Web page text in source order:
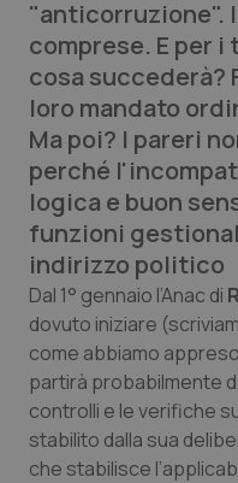
QS Pro
Professionisti
Abruzzo
Basilicata
Calabria
Campania
Emilia-Romagna
QS Pro Gold
Artrite & artrosi
Asma & BPCO
Car-T
Colesterolo &
QS Club Newsletter
"anticorruzione".
comprese. E per
cosa succederà?
loro mandato
Ma poi? I pareri
perché
logica e buon
funzioni
indirizzo politico
Dal 1° gennaio l’Anac di
dovuto iniziare
come abbiamo
partirà probabilmente
controlli e le verifiche
stabilito dalla sua
che stabilisce